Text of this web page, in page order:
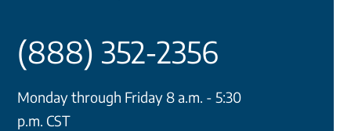
(888) 352-2356
Monday through Friday 8 a.m. - 5:30
p.m. CST